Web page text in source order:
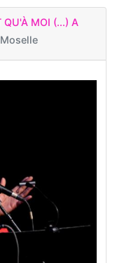
QU'À MOI (...) A